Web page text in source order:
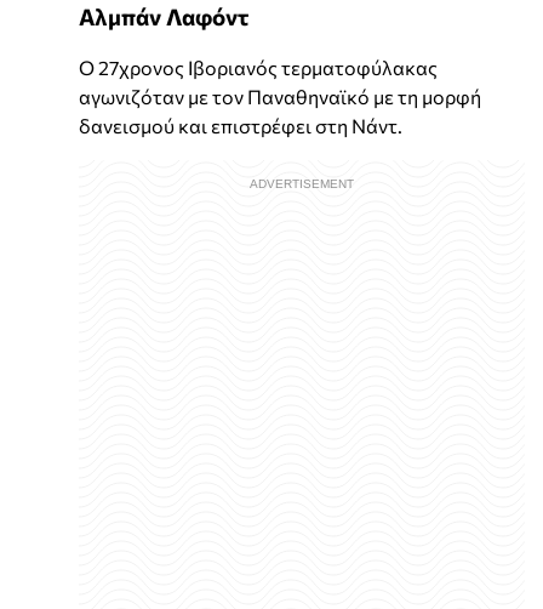
Αλμπάν Λαφόντ
Ο 27χρονος Ιβοριανός τερματοφύλακας
αγωνιζόταν με τον Παναθηναϊκό με τη μορφή
δανεισμού και επιστρέφει στη Νάντ.